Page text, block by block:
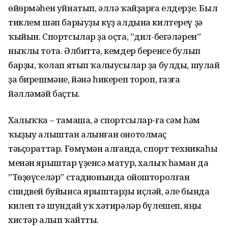
өйөрмәһен уйнатып, әллә ҡайҙарға елдерҙе. Был
тиклем шәп барыуҙы күҙ алдына килтереү ҙә
ҡыйын. Спортсылар ҙа оҫта, ”дил-бегәләрен”
ныҡлы тота. Әлбиттә, кемдер беренсе булып
барҙы, ҡолап ятып ҡалыусылар ҙа булды, шулай
ҙа бирешмәне, йәнә һикереп тороп, газға
йәлләмәй баҫты.
Халыҡҡа – тамаша, ә спортсылар-ға сәм һәм
ҡыҙыу алыштан алынған онотолмаҫ
тәьҫораттар. Ғөмүмән алғанда, спорт техникаһы
менән ярыштар үҙенсә матур, халыҡ һаман да
”Төҙөүселәр” стадионында ойошторолған
спидвей буйынса ярыштарҙы иҫләй, әле бында
килеп тә шундай уҡ хәтирәләр бүлешеп, яңы
хистәр алып ҡайтты.